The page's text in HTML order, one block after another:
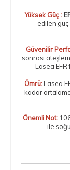
Yüksek Güç :
edilen
Güvenilir
sonrası
Lasea
Ömrü: Lasea
kadar
Önemli Not:
ile